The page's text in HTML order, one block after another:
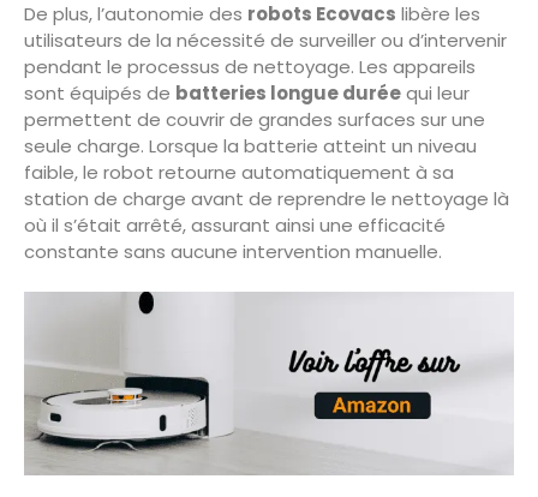
De plus, l’autonomie des robots Ecovacs libère les
utilisateurs de la nécessité de surveiller ou d’intervenir
pendant le processus de nettoyage. Les appareils
sont équipés de batteries longue duréequi leur
permettent de couvrir de grandes surfaces sur une
seule charge. Lorsque la batterie atteint un niveau
faible, le robot retourne automatiquement à sa
station de charge avant de reprendre le nettoyage là
où il s’était arrêté, assurant ainsi une efficacité
constante sans aucune intervention manuelle.